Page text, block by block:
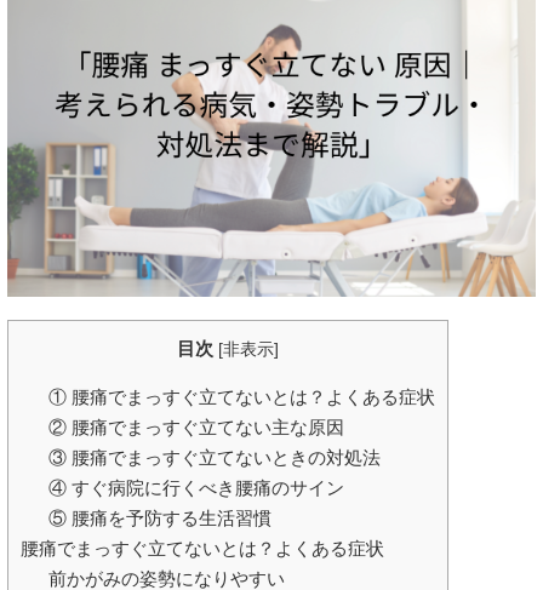
目次 [非表示]
① 腰痛でまっすぐ立てないとは？よくある症状
② 腰痛でまっすぐ立てない主な原因
③ 腰痛でまっすぐ立てないときの対処法
④ すぐ病院に行くべき腰痛のサイン
⑤ 腰痛を予防する生活習慣
腰痛でまっすぐ立てないとは？よくある症状
前かがみの姿勢になりやすい